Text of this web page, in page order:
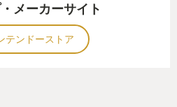
メーカーサイト
テンドーストア